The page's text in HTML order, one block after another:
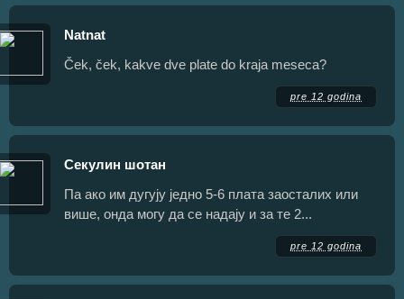
Natnat
Ček, ček, kakve dve plate do kraja meseca?
pre 12 godina
Секулин шотан
Па ако им дугују једно 5-6 плата заосталих или
више, онда могу да се надају и за те 2...
pre 12 godina